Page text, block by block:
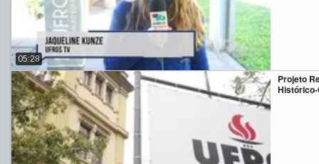
05:28
Projeto
Histórico-